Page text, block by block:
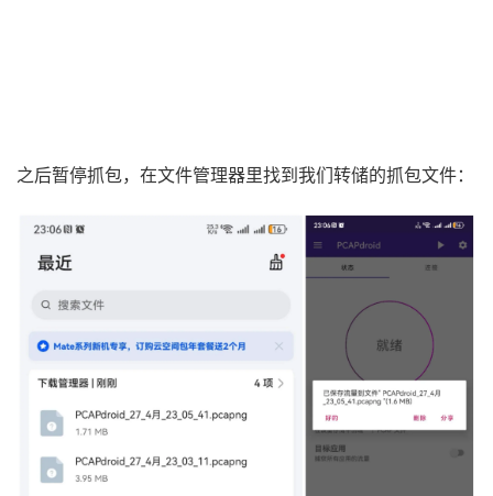
之后暂停抓包，在文件管理器里找到我们转储的抓包文件：